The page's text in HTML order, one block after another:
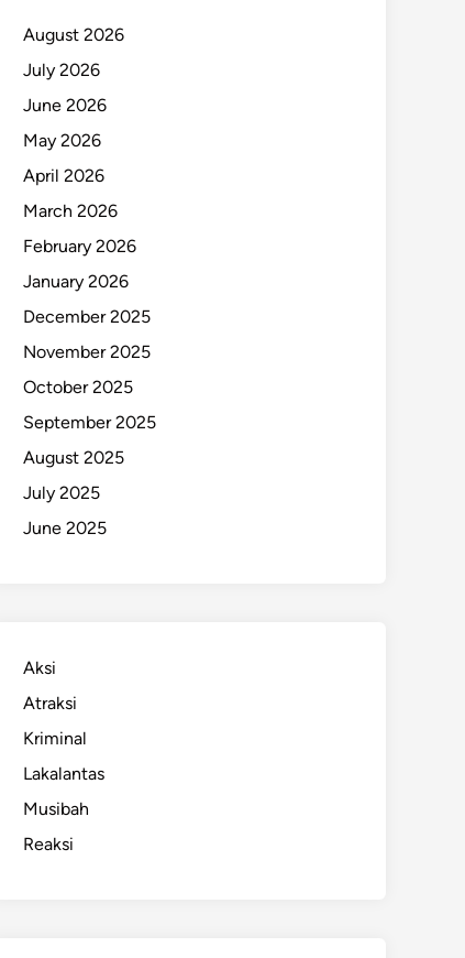
August 2026
July 2026
June 2026
May 2026
April 2026
March 2026
February 2026
January 2026
December 2025
November 2025
October 2025
September 2025
August 2025
July 2025
June 2025
Aksi
Atraksi
Kriminal
Lakalantas
Musibah
Reaksi